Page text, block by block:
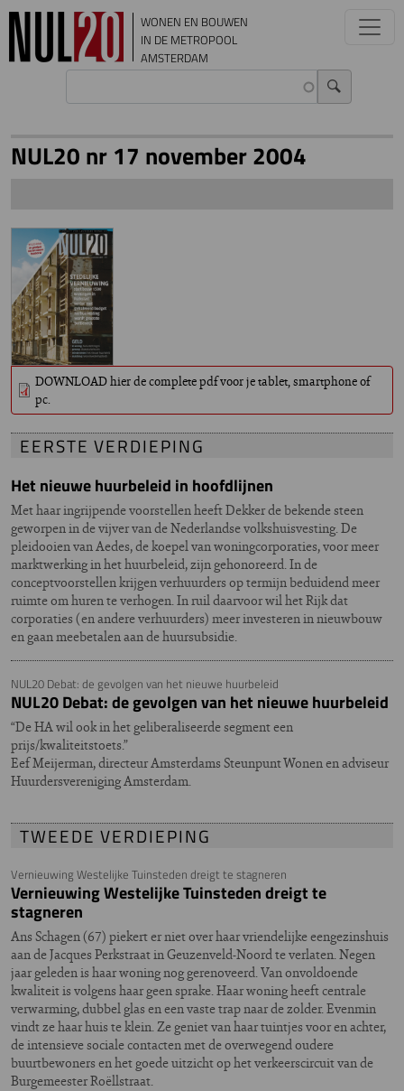
Overslaan en naar de inhoud gaan
WONEN EN BOUWEN
IN DE METROPOOL
AMSTERDAM
EERSTE VERDIEPING
Het nieuwe huurbeleid in hoofdlijnen
Met haar ingrijpende voorstellen heeft Dekker de bekende steen
geworpen in de vijver van de Nederlandse volkshuisvesting. De
pleidooien van Aedes, de koepel van woningcorporaties, voor meer
marktwerking in het huurbeleid, zijn gehonoreerd. In de
conceptvoorstellen krijgen verhuurders op termijn beduidend meer
ruimte om huren te verhogen. In ruil daarvoor wil het Rijk dat
corporaties (en andere verhuurders) meer investeren in nieuwbouw
en gaan meebetalen aan de huursubsidie.
NUL20 Debat: de gevolgen van het nieuwe huurbeleid
NUL20 Debat: de gevolgen van het nieuwe huurbeleid
“De HA wil ook in het geliberaliseerde segment een
prijs/kwaliteitstoets.”
Eef Meijerman, directeur Amsterdams Steunpunt Wonen en adviseur
Huurdersvereniging Amsterdam.
TWEEDE VERDIEPING
Vernieuwing Westelijke Tuinsteden dreigt te stagneren
Vernieuwing Westelijke Tuinsteden dreigt te
stagneren
Ans Schagen (67) piekert er niet over haar vriendelijke eengezinshuis
aan de Jacques Perkstraat in Geuzenveld-Noord te verlaten. Negen
jaar geleden is haar woning nog gerenoveerd. Van onvoldoende
kwaliteit is volgens haar geen sprake. Haar woning heeft centrale
verwarming, dubbel glas en een vaste trap naar de zolder. Evenmin
vindt ze haar huis te klein. Ze geniet van haar tuintjes voor en achter,
de intensieve sociale contacten met de overwegend oudere
buurtbewoners en het goede uitzicht op het verkeerscircuit van de
Burgemeester Roëllstraat.
NUL20 nr 17 november 2004
DOWNLOAD hier de complete pdf voor je tablet, smartphone of
pc.